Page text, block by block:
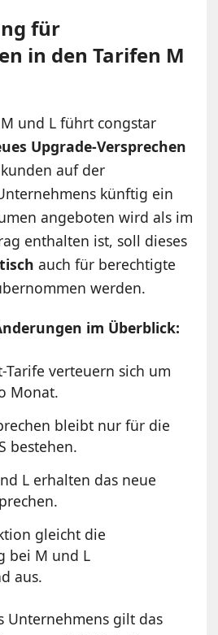
für
in den Tarifen M
und L führt congstar
Upgrade-Versprechen
auf der
künftig ein
angeboten wird als im
enthalten ist, soll dieses
auch für berechtigte
werden.
im Überblick:
Tarife verteuern sich um
Monat.
bleibt nur für die
bestehen.
L erhalten das neue
gleicht die
bei M und L
aus.
Unternehmens gilt das